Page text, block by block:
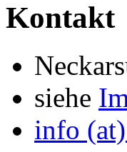
Kontakt
siehe
info